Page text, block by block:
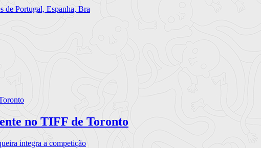
de Portugal, Espanha, Bra
no TIFF de Toronto
integra a competição